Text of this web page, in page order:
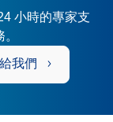
小時的專家支
我們